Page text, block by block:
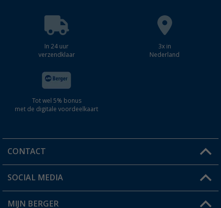
In 24 uur
verzendklaar
3x in
Nederland
Tot wel 5% bonus
met de digitale voordeelkaart
CONTACT
Een vraag?
SOCIAL MEDIA
MIJN BERGER